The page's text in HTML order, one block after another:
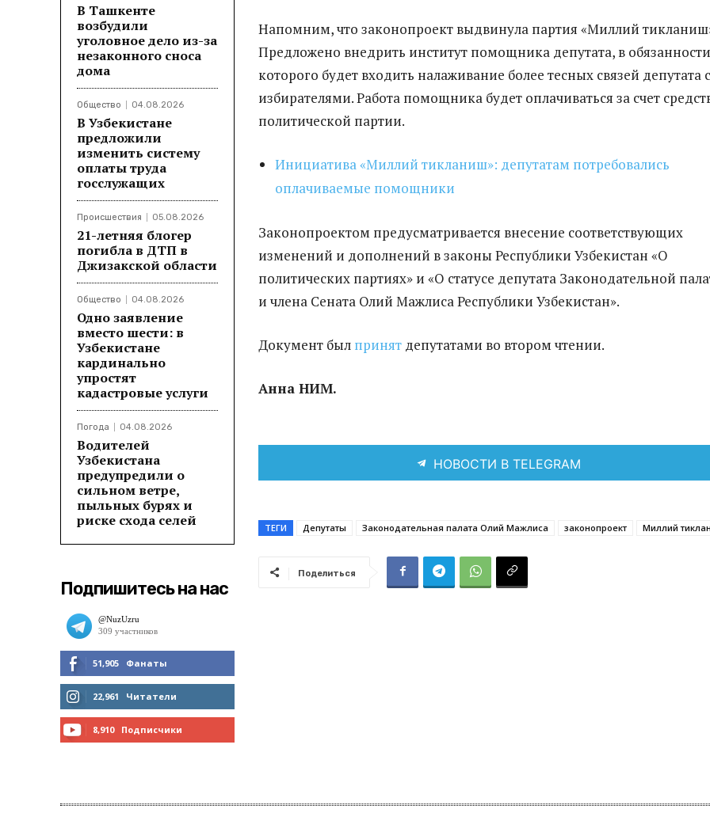
В Ташкенте
возбудили
уголовное дело из-за
незаконного сноса
дома
Общество 04.08.2026
В Узбекистане
предложили
изменить систему
оплаты труда
госслужащих
Происшествия 05.08.2026
21-летняя блогер
погибла в ДТП в
Джизакской области
Общество 04.08.2026
Одно заявление
вместо шести: в
Узбекистане
кардинально
упростят
кадастровые услуги
Погода 04.08.2026
Водителей
Узбекистана
предупредили о
сильном ветре,
пыльных бурях и
риске схода селей
Подпишитесь на нас
51,905 Фанаты
МНЕ НРАВИТСЯ
22,961 Читатели
8,910 Подписчики
Напомним, что законопроект выдвинула партия «Миллий
Предложено внедрить институт помощника депутата, в обязанности
которого будет входить налаживание более тесных связей депутата с
избирателями. Работа помощника будет оплачиваться за счет
политической партии.
Инициатива «Миллий тикланиш»: депутатам потребовались
оплачиваемые помощники
Законопроектом предусматривается внесение соответствующих
изменений и дополнений в законы Республики Узбекистан «О
политических партиях» и «О статусе депутата Законодательной
и члена Сената Олий Мажлиса Республики Узбекистан».
Документ был принят депутатами во втором чтении.
Анна НИМ.
НОВОСТИ В TELEGRAM
ТЕГИ Депутаты Законодательная палата Олий Мажлиса законопроект Миллий
Поделиться